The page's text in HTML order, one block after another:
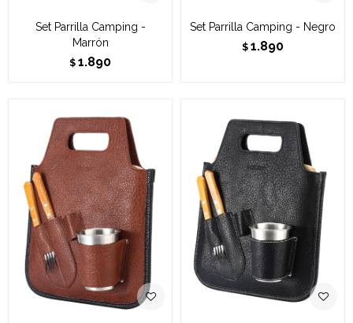
Set Parrilla Camping -
Marrón
$ 1.890
Set Parrilla Camping - Negro
$ 1.890